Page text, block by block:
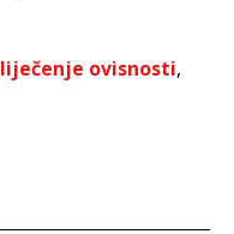
liječenje ovisnosti,